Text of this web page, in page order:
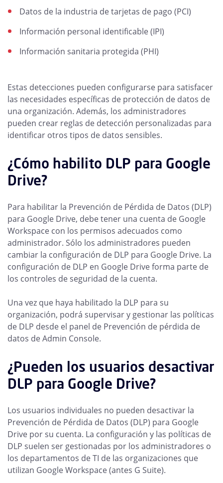
Datos de la industria de tarjetas de pago (PCI)
Información personal identificable (IPI)
Información sanitaria protegida (PHI)
Estas detecciones pueden configurarse para satisfacer
las necesidades específicas de protección de datos de
una organización. Además, los administradores
pueden crear reglas de detección personalizadas para
identificar otros tipos de datos sensibles.
¿Cómo habilito DLP para Google
Drive?
Para habilitar la Prevención de Pérdida de Datos (DLP)
para Google Drive, debe tener una cuenta de Google
Workspace con los permisos adecuados como
administrador. Sólo los administradores pueden
cambiar la configuración de DLP para Google Drive. La
configuración de DLP en Google Drive forma parte de
los controles de seguridad de la cuenta.
Una vez que haya habilitado la DLP para su
organización, podrá supervisar y gestionar las políticas
de DLP desde el panel de Prevención de pérdida de
datos de Admin Console.
¿Pueden los usuarios desactivar
DLP para Google Drive?
Los usuarios individuales no pueden desactivar la
Prevención de Pérdida de Datos (DLP) para Google
Drive por su cuenta. La configuración y las políticas de
DLP suelen ser gestionadas por los administradores o
los departamentos de TI de las organizaciones que
utilizan Google Workspace (antes G Suite).